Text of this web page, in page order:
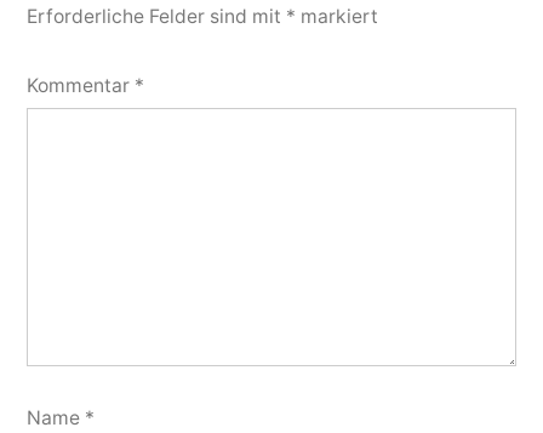
Erforderliche Felder sind mit * markiert
Kommentar *
Name *